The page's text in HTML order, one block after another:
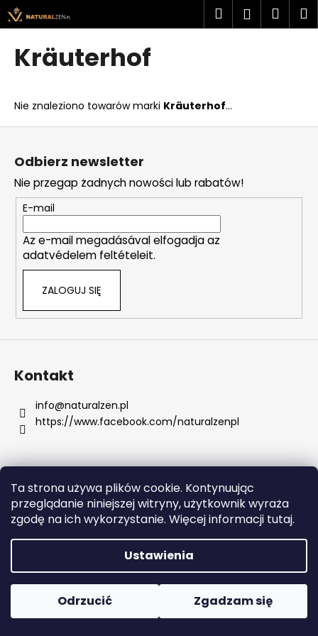
Ta strona używa plików cookie. Kontynuując
przeglądanie niniejszej witryny, użytkownik wyraża
zgodę na ich wykorzystanie. Więcej informacji tutaj.
Ustawienia
Odrzucić Zgadzam się
Przejść
do
treści
SzukajZaloguj
Kräuterhof
Nie znaleziono towarów marki Kräuterhof...
K
o
powrotem
powrotem
z
e
g
o
s
z
u
a
s
P
l
e
c
a
m
y
SKIN79
BEBLESH
S
Odbierz newsletter
Nie przegap żadnych nowości lub rabatów!
E-mail
Az e-mail megadásával elfogadja az
adatvédelem feltételeit.
ZALOGUJ SIĘ
Kontakt
info@naturalzen.pl
https://www.facebook.com/naturalzenpl
Opracował Shoptet
Copyright 2026Naturalzen. Wszystkie prawa
zastrzeżone.
Edytuj ustawienia plików cookie